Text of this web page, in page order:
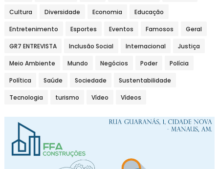
Cultura Diversidade Economia Educação
Entretenimento Esportes Eventos Famosos Geral
GR7 ENTREVISTA Inclusão Social Internacional Justiça
Meio Ambiente Mundo Negócios Poder Polícia
Política Saúde Sociedade Sustentabilidade
Tecnologia turismo Vídeo Vídeos